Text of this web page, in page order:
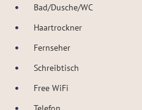
Bad/Dusche/WC
Haartrockner
Fernseher
Schreibtisch
Free WiFi